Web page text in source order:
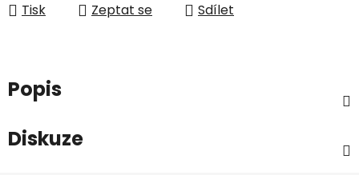
Tisk Zeptat se Sdílet
Popis
Diskuze